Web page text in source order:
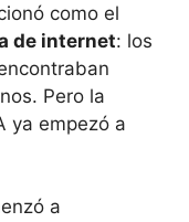
como el
de internet: los
Pero la
ya empezó a
a